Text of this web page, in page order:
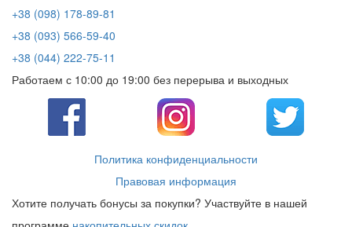
+38 (098) 178-89-81
+38 (093) 566-59-40
+38 (044) 222-75-11
Работаем с 10:00 до 19:00 без перерыва и выходных
Политика конфиденциальности
Правовая информация
Хотите получать бонусы за покупки? Участвуйте в нашей